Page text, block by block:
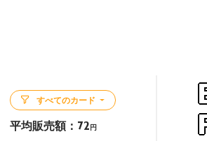
すべてのカード
平均販売額： 72 円